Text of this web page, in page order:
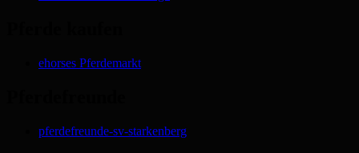
ehorses Pferdemarkt
pferdefreunde-sv-starkenberg